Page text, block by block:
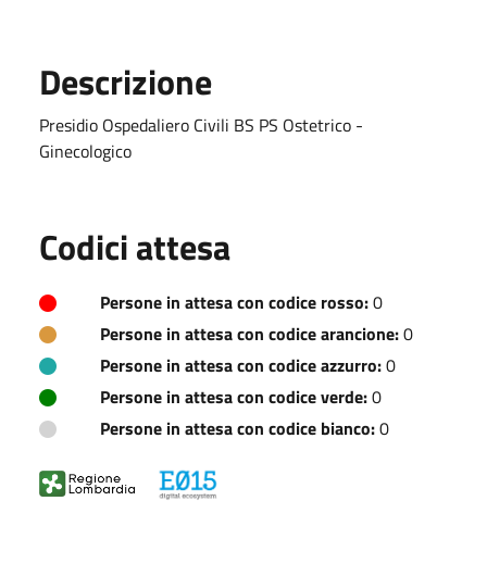
Descrizione
Presidio Ospedaliero Civili BS PS Ostetrico -
Ginecologico
Codici attesa
Persone in attesa con codice rosso:0
Persone in attesa con codice arancione:0
Persone in attesa con codice azzurro:0
Persone in attesa con codice verde:0
Persone in attesa con codice bianco:0